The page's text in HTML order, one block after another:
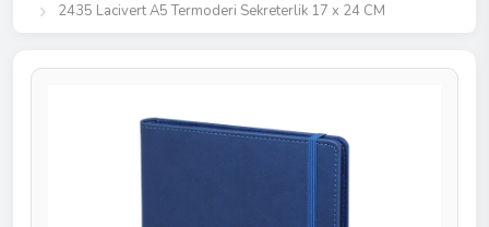
2435 Lacivert A5 Termoderi Sekreterlik 17 x 24 CM